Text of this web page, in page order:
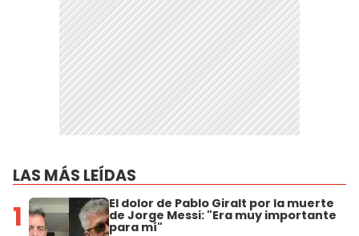
LAS MÁS LEÍDAS
1 El dolor de Pablo Giralt por la muerte
de Jorge Messi: "Era muy importante
para mí"